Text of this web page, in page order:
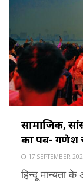
सामाजिक,
का पर्व- गणेश
17 SEPTEMBER
हिन्दू मान्यता